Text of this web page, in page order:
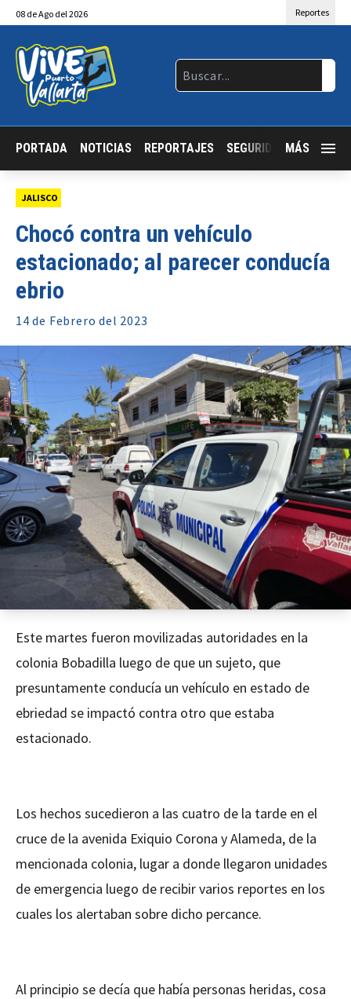
08 deAgo del 2026 Reportes
PORTADA NOTICIAS REPORTAJES SEGURIDAD JALISCO
MÁS
JALISCO
Chocó contra un vehículo
estacionado; al parecer conducía
ebrio
14 de Febrero del 2023
Este martes fueron movilizadas autoridades en la
colonia Bobadilla luego de que un sujeto, que
presuntamente conducía un vehículo en estado de
ebriedad se impactó contra otro que estaba
estacionado.
Los hechos sucedieron a las cuatro de la tarde en el
cruce de la avenida Exiquio Corona y Alameda, de la
mencionada colonia, lugar a donde llegaron unidades
de emergencia luego de recibir varios reportes en los
cuales los alertaban sobre dicho percance.
Al principio se decía que había personas heridas, cosa